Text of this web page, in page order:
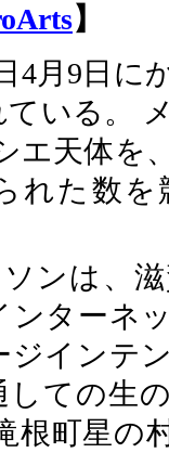
】
4月9日に
いる。
エ天体を
れた数
ンは、
ンターネ
ジインテ
しての生
根町星の